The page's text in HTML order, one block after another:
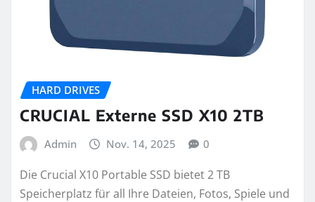
HARD DRIVES
CRUCIAL Externe SSD X10 2TB
Admin Nov. 14, 2025 0
Die Crucial X10 Portable SSD bietet 2 TB
Speicherplatz für all Ihre Dateien, Fotos, Spiele und